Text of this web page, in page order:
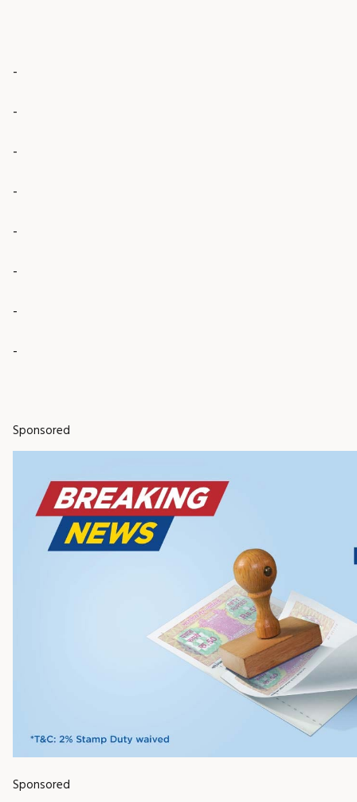
-
-
-
-
-
-
-
-
Sponsored
Sponsored